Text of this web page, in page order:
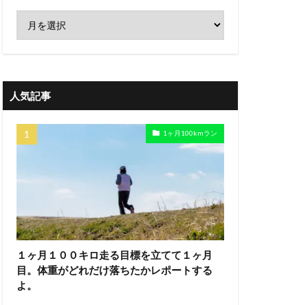
人気記事
1ヶ月100kmラン
１ヶ月１００キロ走る目標を立てて１ヶ月
目。体重がどれだけ落ちたかレポートする
よ。